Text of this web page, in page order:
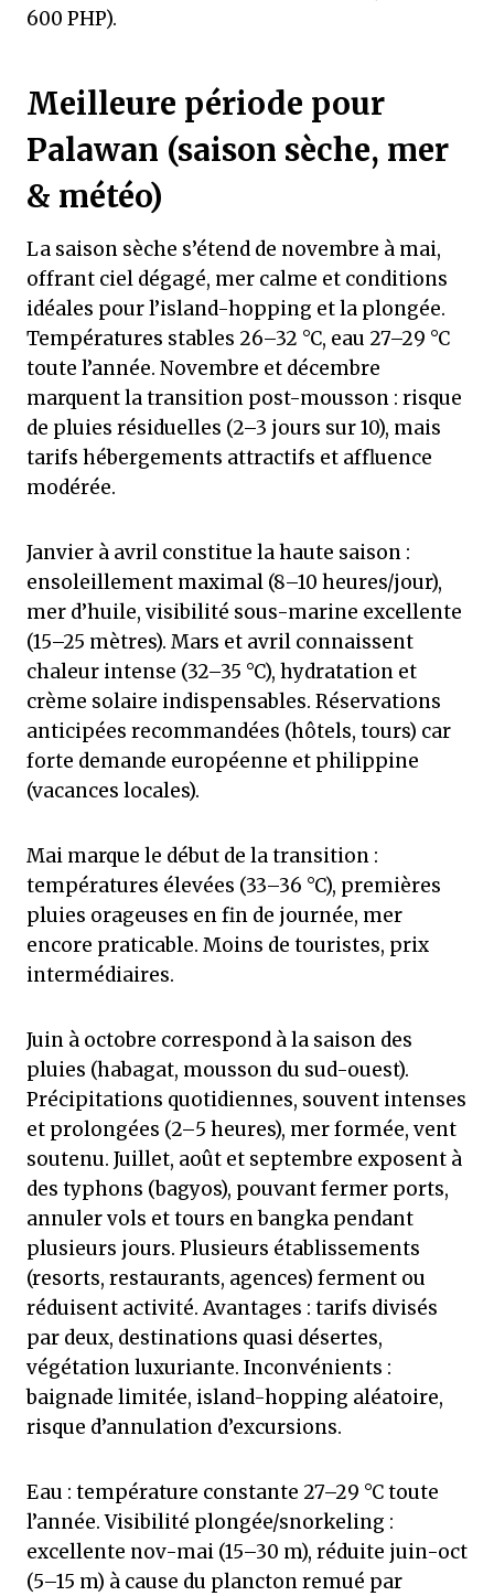
600 PHP).
Meilleure période pour
Palawan (saison sèche, mer
& météo)
La saison sèche s’étend de novembre à mai,
offrant ciel dégagé, mer calme et conditions
idéales pour l’island-hopping et la plongée.
Températures stables 26–32 °C, eau 27–29 °C
toute l’année. Novembre et décembre
marquent la transition post-mousson : risque
de pluies résiduelles (2–3 jours sur 10), mais
tarifs hébergements attractifs et affluence
modérée.
Janvier à avril constitue la haute saison :
ensoleillement maximal (8–10 heures/jour),
mer d’huile, visibilité sous-marine excellente
(15–25 mètres). Mars et avril connaissent
chaleur intense (32–35 °C), hydratation et
crème solaire indispensables. Réservations
anticipées recommandées (hôtels, tours) car
forte demande européenne et philippine
(vacances locales).
Mai marque le début de la transition :
températures élevées (33–36 °C), premières
pluies orageuses en fin de journée, mer
encore praticable. Moins de touristes, prix
intermédiaires.
Juin à octobre correspond à la saison des
pluies (habagat, mousson du sud-ouest).
Précipitations quotidiennes, souvent intenses
et prolongées (2–5 heures), mer formée, vent
soutenu. Juillet, août et septembre exposent à
des typhons (bagyos), pouvant fermer ports,
annuler vols et tours en bangka pendant
plusieurs jours. Plusieurs établissements
(resorts, restaurants, agences) ferment ou
réduisent activité. Avantages : tarifs divisés
par deux, destinations quasi désertes,
végétation luxuriante. Inconvénients :
baignade limitée, island-hopping aléatoire,
risque d’annulation d’excursions.
Eau : température constante 27–29 °C toute
l’année. Visibilité plongée/snorkeling :
excellente nov-mai (15–30 m), réduite juin-oct
(5–15 m) à cause du plancton remué par